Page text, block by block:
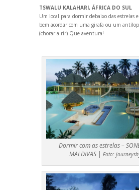
TSWALU KALAHARI, ÁFRICA DO SUL
Um local para dormir debaixo das estrelas
bem acordar com uma girafa ou um
(chorar a rir) Que aventura!
Dormir com as estrelas –
MALDIVAS | Foto: